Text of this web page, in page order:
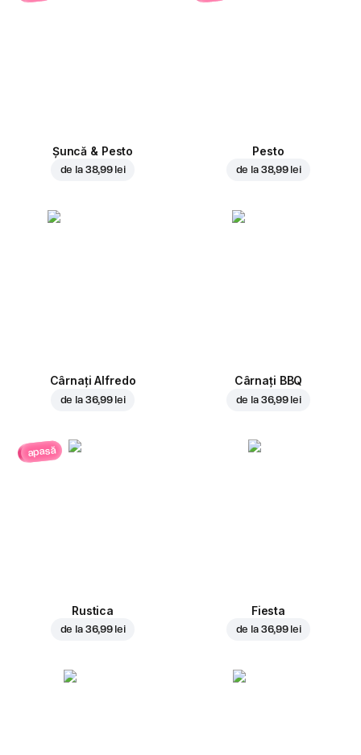
Șuncă & Pesto
de la 38,99 lei
Pesto
de la 38,99 lei
Cârnați Alfredo
de la 36,99 lei
Cârnați BBQ
de la 36,99 lei
apasă
Rustica
de la 36,99 lei
Fiesta
de la 36,99 lei